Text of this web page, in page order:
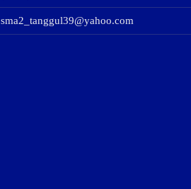
sma2_tanggul39@yahoo.com